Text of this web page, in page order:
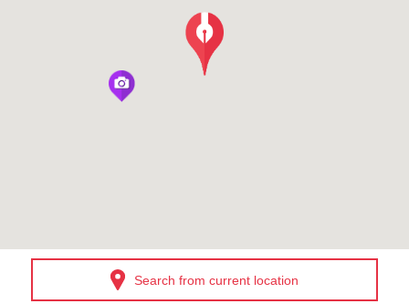
Search from current location